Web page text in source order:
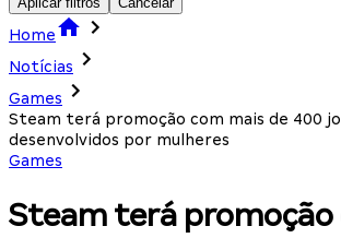
Home
Notícias
Games
Steam terá promoção com mais de 400
desenvolvidos por mulheres
Games
Steam terá promoção